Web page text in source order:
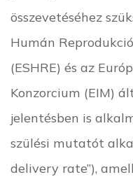
összevetéséhez
Humán
(ESHRE) és az
Konzorcium (EIM)
jelentésben is
szülési mutatót
delivery rate”),